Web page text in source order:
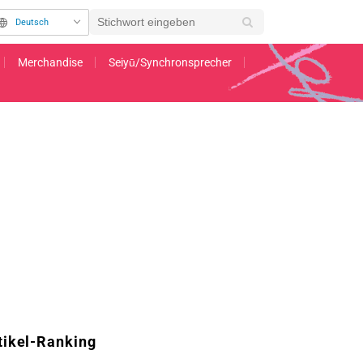
Deutsch
Merchandise
Seiyū/Synchronsprecher
Setlist veröffentlicht
Ranking